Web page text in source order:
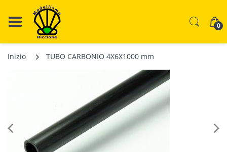
0
Inizio TUBO CARBONIO 4X6X1000 mm